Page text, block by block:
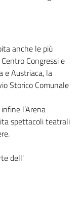
anche le più
Congressi e
e Austriaca, la
Storico Comunale
l’Arena
spettacoli teatrali
dell'